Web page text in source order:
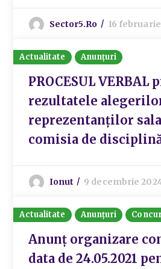
Sector5.ro 16
Actualitate Anunțuri
PROCESUL VERBAL
rezultatele
reprezentanților
comisia de
Ionut 9 decembrie
Actualitate Anunțuri
Anunț organizare
data de 24.05.2021